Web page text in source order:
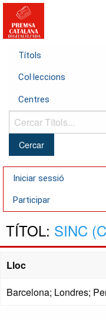
Títols
Col·leccions
Centres
Cercar
Títols...
Iniciar sessió
Participar
TÍTOL: SINC
Lloc
Barcelona; Londres;